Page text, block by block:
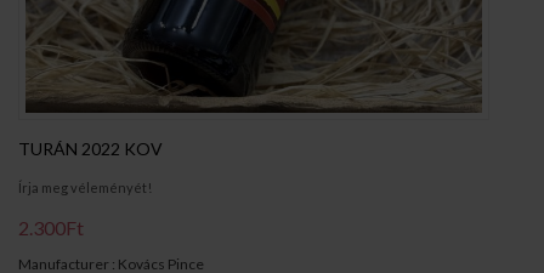
TURÁN 2022 KOV
Írja meg véleményét!
2.300Ft
Manufacturer : Kovács Pince